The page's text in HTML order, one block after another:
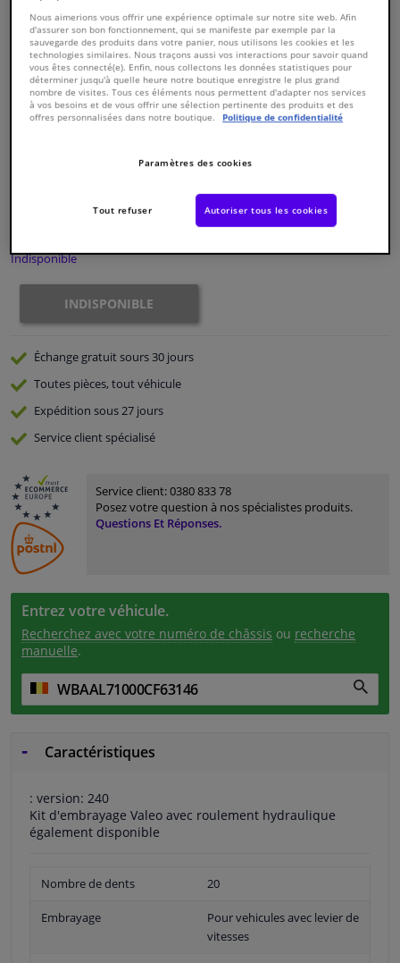
Fenêtres & accessoires
Intérieur & ameublement
Promotions et réductions
Capteurs & électronique
Numéro de produit d'origine:0182128
Indisponible
INDISPONIBLE
Échange gratuitsours 30 jours
Toutes pièces, tout véhicule
Expédition sous 27 jours
Serviceclient spécialisé
Service client:0380 833 78
Posez votre question à nos spécialistes produits.
Questions Et Réponses.
Entrez votre véhicule.
Recherchez avec votre numéro de châssis ou recherche
manuelle.
Caractéristiques
: version: 240
Kit d'embrayage Valeo avec roulement hydraulique
également disponible
Nombre de dents 20
Embrayage
Pour vehicules avec levier de
vitesses
Nous aimerions vous offrir une expérience optimale sur notre site web. Afin
d'assurer son bon fonctionnement, qui se manifeste par exemple par la
sauvegarde des produits dans votre panier, nous utilisons les cookies et les
technologies similaires. Nous traçons aussi vos interactions pour savoir quand
vous êtes connecté(e). Enfin, nous collectons les données statistiques pour
déterminer jusqu'à quelle heure notre boutique enregistre le plus grand
nombre de visites. Tous ces éléments nous permettent d'adapter nos services
à vos besoins et de vous offrir une sélection pertinente des produits et des
offres personnalisées dans notre boutique.
Politique de confidentialité
Paramètres des cookies
Tout refuser Autoriser tous les cookies